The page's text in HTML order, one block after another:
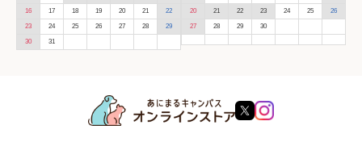
16 17 18 19 20 21 22
23 24 25 26 27 28 29
30 31
20 21 22 23 24 25 26
27 28 29 30